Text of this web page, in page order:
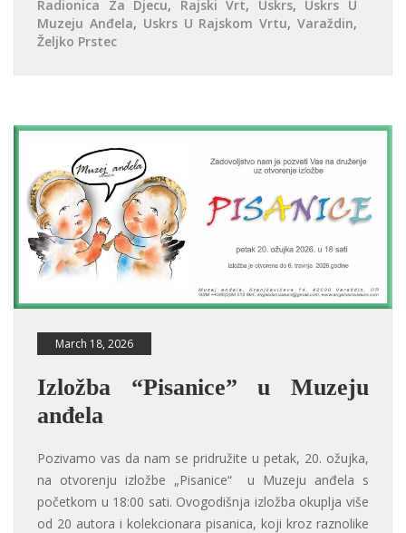
Radionica Za Djecu, Rajski Vrt, Uskrs, Uskrs U
Muzeju Anđela, Uskrs U Rajskom Vrtu,Varaždin,
Željko Prstec
March 18, 2026
Izložba “Pisanice” u Muzeju
anđela
Pozivamo vas da nam se pridružite u petak, 20. ožujka,
na otvorenju izložbe „Pisanice“ u Muzeju anđela s
početkom u 18:00 sati. Ovogodišnja izložba okuplja više
od 20 autora i kolekcionara pisanica, koji kroz raznolike